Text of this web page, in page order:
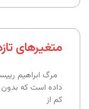
متغیرهای
مرگ ابراهیم
داده است که
کم از